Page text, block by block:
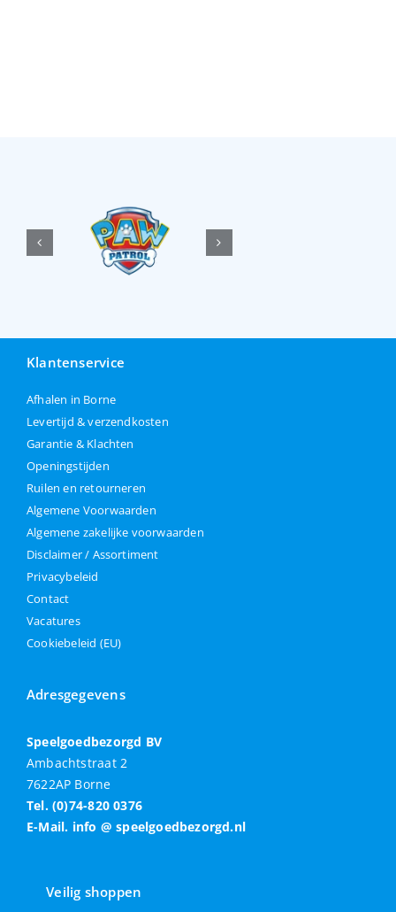
Klantenservice
Afhalen in Borne
Levertijd & verzendkosten
Garantie & Klachten
Openingstijden
Ruilen en retourneren
Algemene Voorwaarden
Algemene zakelijke voorwaarden
Disclaimer / Assortiment
Privacybeleid
Contact
Vacatures
Cookiebeleid (EU)
Adresgegevens
Speelgoedbezorgd BV
Ambachtstraat 2
7622AP Borne
Tel. (0)74-820 0376
E-Mail. info @ speelgoedbezorgd.nl
Veilig shoppen